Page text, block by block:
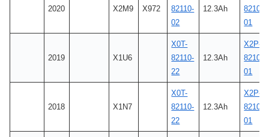
2020 X2M9 X972
82110-
02
12.3Ah
8210C-
01
2019 X1U6
X0T-
82110-
22
12.3Ah
X2P-
8210C-
01
2018 X1N7
X0T-
82110-
22
12.3Ah
X2P-
8210C-
01